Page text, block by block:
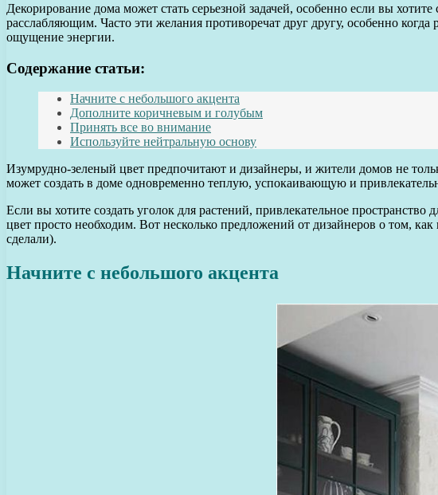
Декорирование дома может стать серьезной задачей, особенно если вы
расслабляющим. Часто эти желания противоречат друг другу, особенно
ощущение энергии.
Содержание статьи:
Начните с небольшого акцента
Дополните коричневым и голубым
Принять все во внимание
Используйте нейтральную основу
Изумрудно-зеленый цвет предпочитают и дизайнеры, и жители домов не
может создать в доме одновременно теплую, успокаивающую и
Если вы хотите создать уголок для растений, привлекательное
цвет просто необходим. Вот несколько предложений от дизайнеров о том,
сделали).
Начните с небольшого акцента